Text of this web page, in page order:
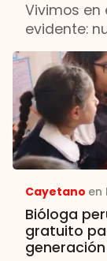
Vivimos
evidente:
Cayetano en
Bióloga
gratuito